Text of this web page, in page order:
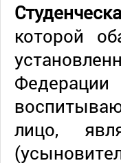
которой
лицо,